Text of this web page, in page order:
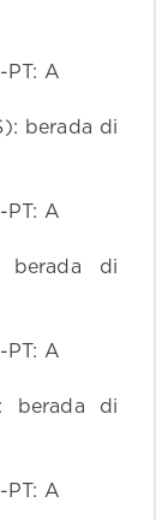
PT: A
berada di
PT: A
di
PT: A
berada di
PT: A